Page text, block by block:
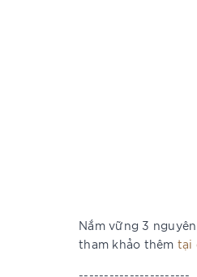
Nắm vững 3
tham khảo thêm tại